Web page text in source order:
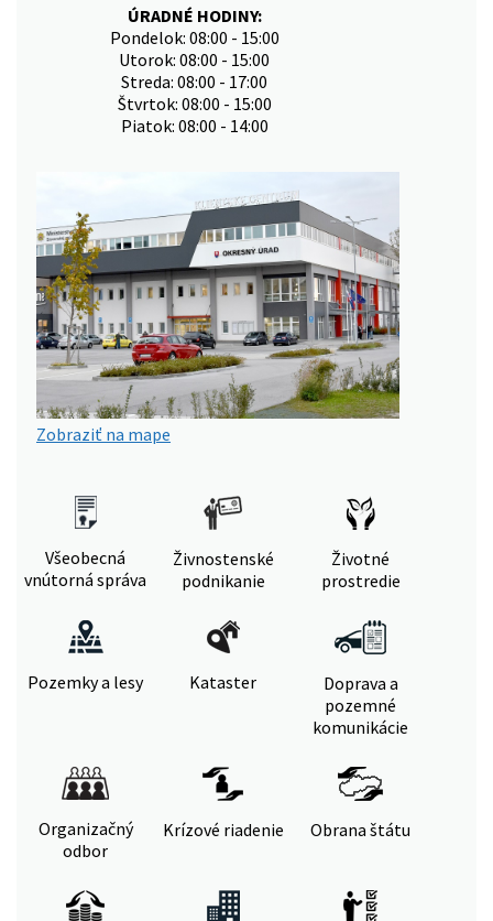
ÚRADNÉ HODINY:
Pondelok: 08:00 - 15:00
Utorok: 08:00 - 15:00
Streda: 08:00 - 17:00
Štvrtok: 08:00 - 15:00
Piatok: 08:00 - 14:00
Zobraziť na mape
Všeobecná
vnútorná správa
Živnostenské
podnikanie
Životné
prostredie
Pozemky a lesy Kataster
Doprava a
pozemné
komunikácie
Organizačný
odbor
Krízové riadenie Obrana štátu